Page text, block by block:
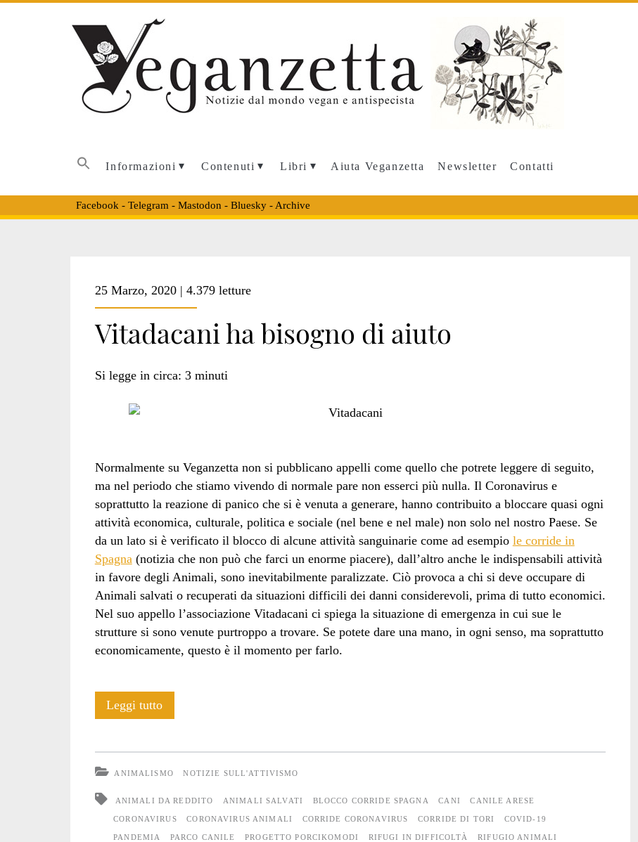
Informazioni Contenuti Libri Aiuta Veganzetta Newsletter Contatti
Facebook - Telegram - Mastodon - Bluesky- Archive
<span>coronavirus
animali</span>
25 Marzo, 2020 | 4.379 letture
Vitadacani ha bisogno di aiuto
Si legge in circa: 3 minuti
Normalmente su Veganzetta non si pubblicano appelli come quello che potrete leggere di seguito,
ma nel periodo che stiamo vivendo di normale pare non esserci più nulla. Il Coronavirus e
soprattutto la reazione di panico che si è venuta a generare, hanno contribuito a bloccare quasi ogni
attività economica, culturale, politica e sociale (nel bene e nel male) non solo nel nostro Paese. Se
da un lato si è verificato il blocco di alcune attività sanguinarie come ad esempio le corride in
Spagna (notizia che non può che farci un enorme piacere), dall’altro anche le indispensabili attività
in favore degli Animali, sono inevitabilmente paralizzate. Ciò provoca a chi si deve occupare di
Animali salvati o recuperati da situazioni difficili dei danni considerevoli, prima di tutto economici.
Nel suo appello l’associazione Vitadacani ci spiega la situazione di emergenza in cui sue le
strutture si sono venute purtroppo a trovare. Se potete dare una mano, in ogni senso, ma soprattutto
economicamente, questo è il momento per farlo.
Leggi tuttoVitadacani
aiuto
ANIMALISMO NOTIZIE SULL'ATTIVISMO
ANIMALI DA REDDITO ANIMALI SALVATI BLOCCO CORRIDE SPAGNA CANI CANILE ARESE
CORONAVIRUS CORONAVIRUS ANIMALI CORRIDE CORONAVIRUS CORRIDE DI TORI COVID-19
PANDEMIA PARCO CANILE PROGETTO PORCIKOMODI RIFUGI IN DIFFICOLTÀ RIFUGIO ANIMALI